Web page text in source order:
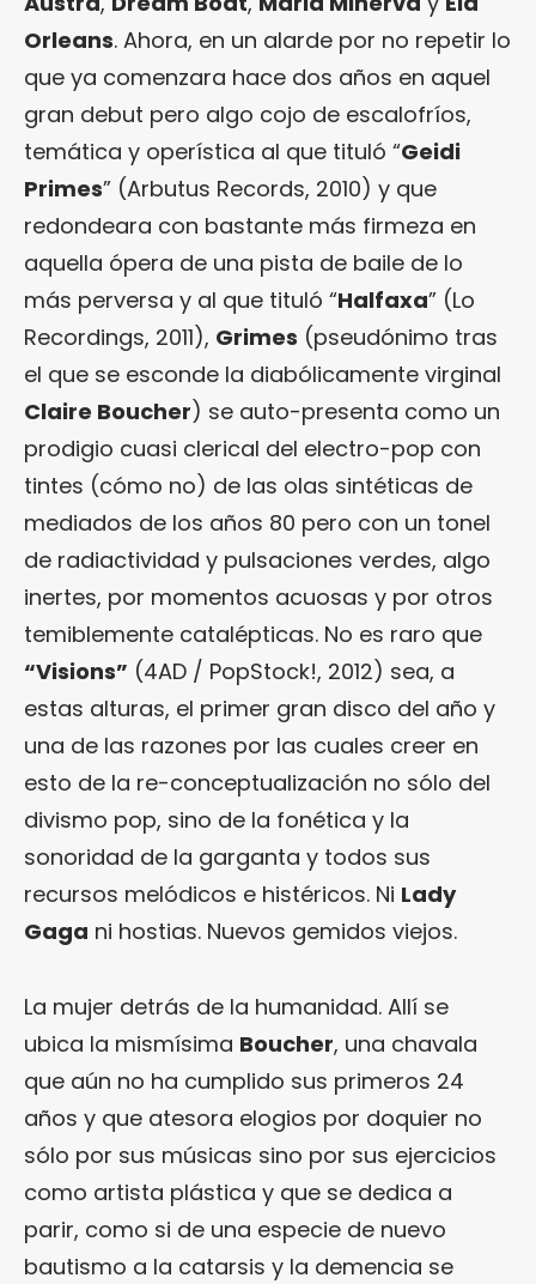
Orleans. Ahora, en un alarde por no repetir lo
que ya comenzara hace dos años en aquel
gran debut pero algo cojo de escalofríos,
temática y operística al que tituló “Geidi
Primes” (Arbutus Records, 2010) y que
redondeara con bastante más firmeza en
aquella ópera de una pista de baile de lo
más perversa y al que tituló “Halfaxa” (Lo
Recordings, 2011), Grimes (pseudónimo tras
el que se esconde la diabólicamente virginal
Claire Boucher) se auto-presenta como un
prodigio cuasi clerical del electro-pop con
tintes (cómo no) de las olas sintéticas de
mediados de los años 80 pero con un tonel
de radiactividad y pulsaciones verdes, algo
inertes, por momentos acuosas y por otros
temiblemente catalépticas. No es raro que
“Visions” (4AD / PopStock!, 2012) sea, a
estas alturas, el primer gran disco del año y
una de las razones por las cuales creer en
esto de la re-conceptualización no sólo del
divismo pop, sino de la fonética y la
sonoridad de la garganta y todos sus
recursos melódicos e histéricos. Ni Lady
Gaga ni hostias. Nuevos gemidos viejos.
La mujer detrás de la humanidad. Allí se
ubica la mismísima Boucher, una chavala
que aún no ha cumplido sus primeros 24
años y que atesora elogios por doquier no
sólo por sus músicas sino por sus ejercicios
como artista plástica y que se dedica a
parir, como si de una especie de nuevo
bautismo a la catarsis y la demencia se